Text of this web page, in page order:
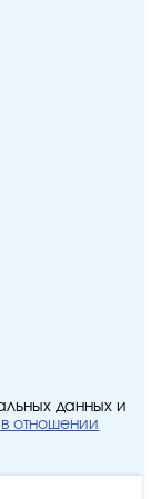
данных и
отношении